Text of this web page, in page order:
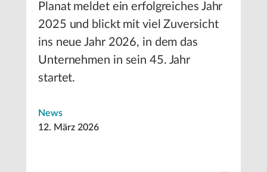
Planat meldet ein erfolgreiches Jahr
2025 und blickt mit viel Zuversicht
ins neue Jahr 2026, in dem das
Unternehmen in sein 45. Jahr
startet.
News
12. März 2026